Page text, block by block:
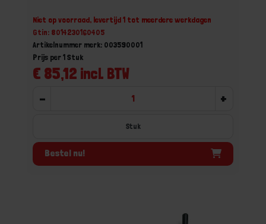
Niet op voorraad, levertijd 1 tot meerdere werkdagen
Gtin: 8014230160405
Artikelnummer merk: 003590001
€ 85,12 incl. BTW
Prijs per 1 Stuk
- +
Stuk
Bestel nu!